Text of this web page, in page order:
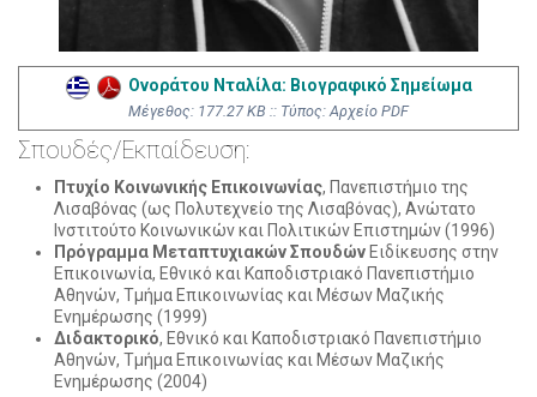
Ονοράτου Νταλίλα: Βιογραφικό Σημείωμα
Mέγεθος: 177.27 KB :: Τύπος: Αρχείο PDF
Σπουδές/Εκπαίδευση:
Πτυχίο Κοινωνικής Επικοινωνίας, Πανεπιστήμιο της
Λισαβόνας (ως Πολυτεχνείο της Λισαβόνας), Ανώτατο
Ινστιτούτο Κοινωνικών και Πολιτικών Επιστημών (1996)
Πρόγραμμα Μεταπτυχιακών Σπουδών Ειδίκευσης στην
Επικοινωνία, Εθνικό και Καποδιστριακό Πανεπιστήμιο
Αθηνών, Τμήμα Επικοινωνίας και Μέσων Μαζικής
Ενημέρωσης (1999)
Διδακτορικό, Εθνικό και Καποδιστριακό Πανεπιστήμιο
Αθηνών, Τμήμα Επικοινωνίας και Μέσων Μαζικής
Ενημέρωσης (2004)